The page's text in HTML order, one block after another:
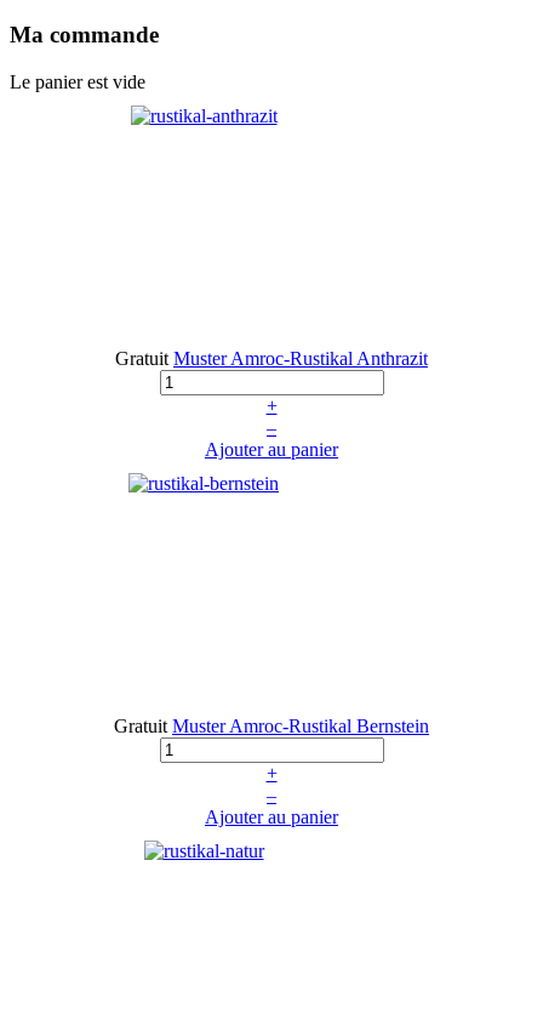
Ma commande
Le panier est vide
Gratuit Muster Amroc-Rustikal Anthrazit
+
–
Ajouter au panier
Gratuit Muster Amroc-Rustikal Bernstein
+
–
Ajouter au panier